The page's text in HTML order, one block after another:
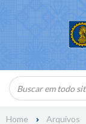
Home
Arquivos